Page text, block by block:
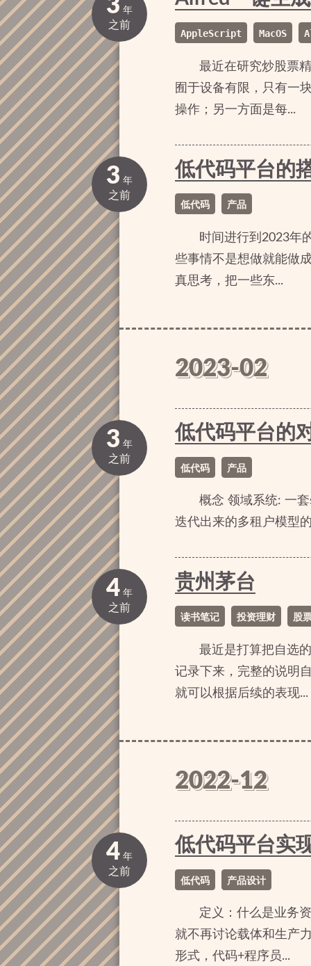
3 年
之前
AppleScript MacOS
最近在研究炒股票
囿于设备有限，只有一
操作；另一方面是每...
3 年
之前
低代码平台的
低代码 产品
时间进行到2023年
些事情不是想做就能做
真思考，把一些东...
2023-02
3 年
之前
低代码平台的
低代码 产品
概念 领域系统: 一
迭代出来的多租户模型
4 年
之前
贵州茅台
读书笔记 投资理财 股
最近是打算把自选
记录下来，完整的说明
就可以根据后续的表现...
2022-12
4 年
之前
低代码平台实
低代码 产品设计
定义：什么是业务
就不再讨论载体和生产
形式，代码+程序员...